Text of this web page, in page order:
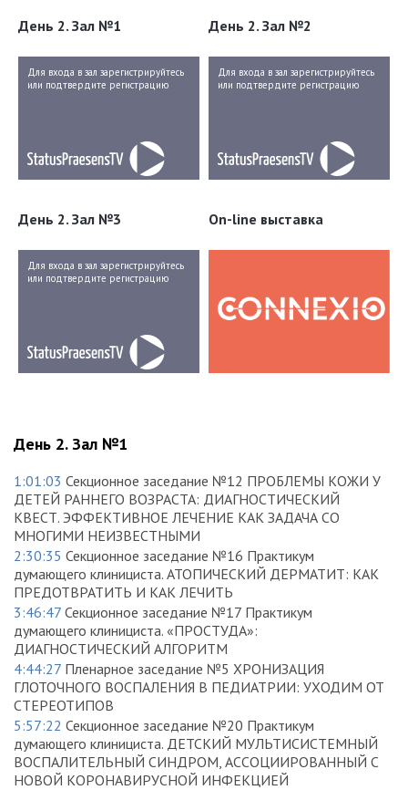
День 2. Зал №1
Для входа в зал зарегистрируйтесь
или подтвердите регистрацию
День 2. Зал №2
Для входа в зал зарегистрируйтесь
или подтвердите регистрацию
День 2. Зал №3
Для входа в зал зарегистрируйтесь
или подтвердите регистрацию
On-line выставка
День 2. Зал №1
1:01:03 Секционное заседание №12 ПРОБЛЕМЫ КОЖИ У
ДЕТЕЙ РАННЕГО ВОЗРАСТА: ДИАГНОСТИЧЕСКИЙ
КВЕСТ. ЭФФЕКТИВНОЕ ЛЕЧЕНИЕ КАК ЗАДАЧА СО
МНОГИМИ НЕИЗВЕСТНЫМИ
2:30:35 Секционное заседание №16 Практикум
думающего клинициста. АТОПИЧЕСКИЙ ДЕРМАТИТ: КАК
ПРЕДОТВРАТИТЬ И КАК ЛЕЧИТЬ
3:46:47 Секционное заседание №17 Практикум
думающего клинициста. «ПРОСТУДА»:
ДИАГНОСТИЧЕСКИЙ АЛГОРИТМ
4:44:27 Пленарное заседание №5 ХРОНИЗАЦИЯ
ГЛОТОЧНОГО ВОСПАЛЕНИЯ В ПЕДИАТРИИ: УХОДИМ ОТ
СТЕРЕОТИПОВ
5:57:22 Секционное заседание №20 Практикум
думающего клинициста. ДЕТСКИЙ МУЛЬТИСИСТЕМНЫЙ
ВОСПАЛИТЕЛЬНЫЙ СИНДРОМ, АССОЦИИРОВАННЫЙ С
НОВОЙ КОРОНАВИРУСНОЙ ИНФЕКЦИЕЙ